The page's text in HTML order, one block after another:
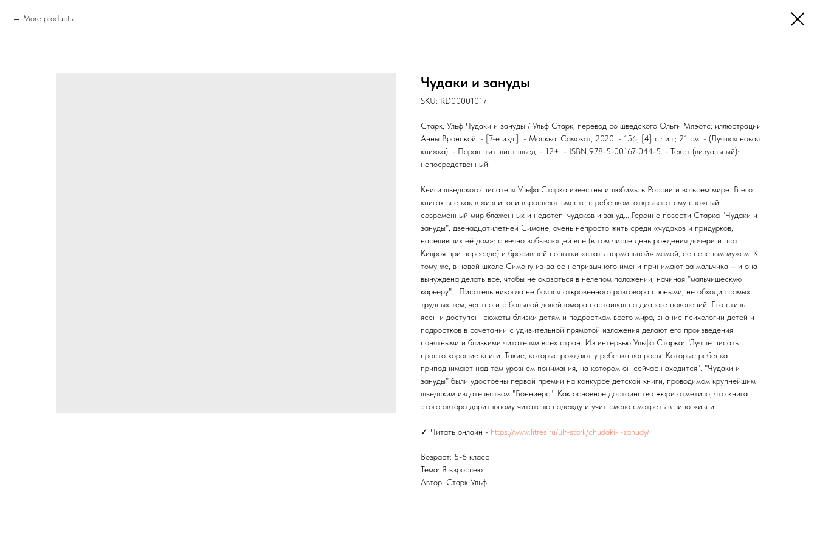
More products
Чудаки и зануды
SKU: RD00001017
Старк, Ульф Чудаки и зануды / Ульф Старк; перевод со шведского Ольги Мяэотс; иллюстрации
Анны Вронской. - [7-е изд.]. - Москва: Самокат, 2020. - 156, [4] с.: ил.; 21 см. - (Лучшая новая
книжка). - Парал. тит. лист швед. - 12+. - ISBN 978-5-00167-044-5. - Текст (визуальный):
непосредственный.
Книги шведского писателя Ульфа Старка известны и любимы в России и во всем мире. В его
книгах все как в жизни: они взрослеют вместе с ребенком, открывают ему сложный
современный мир блаженных и недотеп, чудаков и зануд... Героине повести Старка "Чудаки и
зануды", двенадцатилетней Симоне, очень непросто жить среди «чудаков и придурков,
населивших её дом»: с вечно забывающей все (в том числе день рождения дочери и пса
Килроя при переезде) и бросившей попытки «стать нормальной» мамой, ее нелепым мужем. К
тому же, в новой школе Симону из-за ее непривычного имени принимают за мальчика – и она
вынуждена делать все, чтобы не оказаться в нелепом положении, начиная "мальчишескую
карьеру"… Писатель никогда не боялся откровенного разговора с юными, не обходил самых
трудных тем, честно и с большой долей юмора настаивал на диалоге поколений. Его стиль
ясен и доступен, сюжеты близки детям и подросткам всего мира, знание психологии детей и
подростков в сочетании с удивительной прямотой изложения делают его произведения
понятными и близкими читателям всех стран. Из интервью Ульфа Старка: "Лучше писать
просто хорошие книги. Такие, которые рождают у ребенка вопросы. Которые ребенка
приподнимают над тем уровнем понимания, на котором он сейчас находится". "Чудаки и
зануды" были удостоены первой премии на конкурсе детской книги, проводимом крупнейшим
шведским издательством "Бонниерс". Как основное достоинство жюри отметило, что книга
этого автора дарит юному читателю надежду и учит смело смотреть в лицо жизни.
✓ Читать онлайн - https://www.litres.ru/ulf-stark/chudaki-i-zanudy/
Возраст: 5-6 класс
Тема: Я взрослею
Автор: Старк Ульф